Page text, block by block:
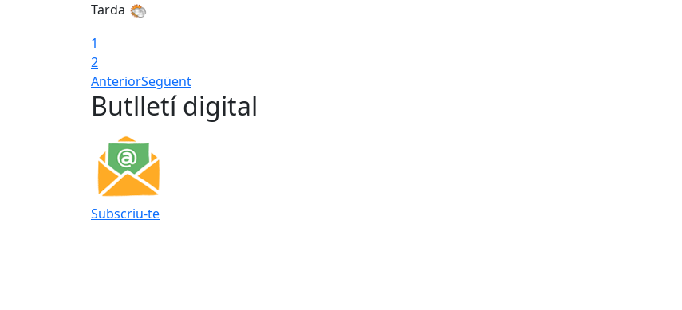
Tarda
1
2
AnteriorSegüent
Butlletí digital
Subscriu-te